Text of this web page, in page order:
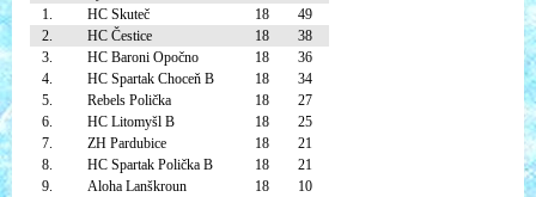
1.
HC Skuteč 18
49
2.
HC Čestice 18
38
3.
HC Baroni Opočno 18
36
4.
HC Spartak Choceň B 18
34
5.
Rebels Polička 18
27
6.
HC Litomyšl B 18
25
7.
ZH Pardubice 18
21
8.
HC Spartak Polička B 18
21
9.
Aloha Lanškroun 18
10